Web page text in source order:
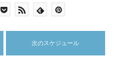
次のスケジュール